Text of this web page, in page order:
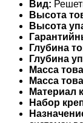
Вид:
Высота
Высота
Глубина
Глубина
Масса
Масса
Материал
Набор